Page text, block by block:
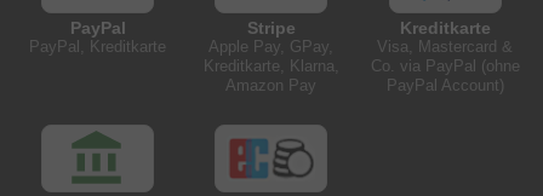
PayPal
PayPal, Kreditkarte
Stripe
Apple Pay, GPay,
Kreditkarte, Klarna,
Amazon Pay
Kreditkarte
Visa, Mastercard &
Co. via PayPal (ohne
PayPal Account)